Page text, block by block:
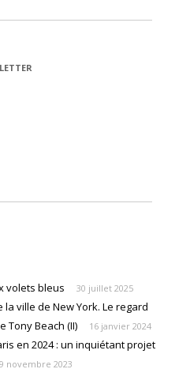
volets bleus 30 juillet 2025
ville de New York. Le regard
Tony Beach (II)
16 janvier 2024
en 2024 : un inquiétant projet
9 novembre 2023